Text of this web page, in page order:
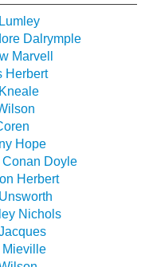
Dalrymple
Marvell
Herbert
Hope
Conan Doyle
Herbert
Nichols